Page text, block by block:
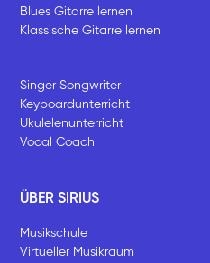
Blues Gitarre lernen
Klassische Gitarre lernen
Singer Songwriter
Keyboardunterricht
Ukulelenunterricht
Vocal Coach
ÜBER SIRIUS
Musikschule
Virtueller Musikraum